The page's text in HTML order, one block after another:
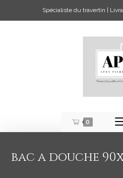
Spécialiste du travertin |
0
bac a douche